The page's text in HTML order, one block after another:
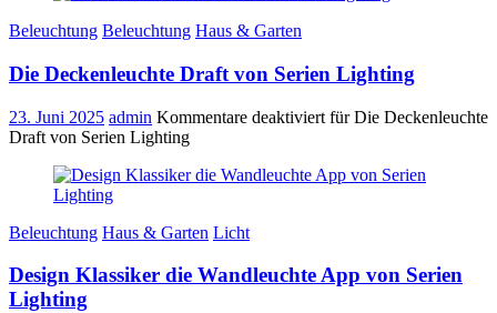
Beleuchtung Beleuchtung Haus & Garten
Die Deckenleuchte Draft von Serien Lighting
23. Juni 2025 admin Kommentare deaktiviert für Die Deckenleuchte
Draft von Serien Lighting
Beleuchtung Haus & Garten Licht
Design Klassiker die Wandleuchte App von Serien
Lighting